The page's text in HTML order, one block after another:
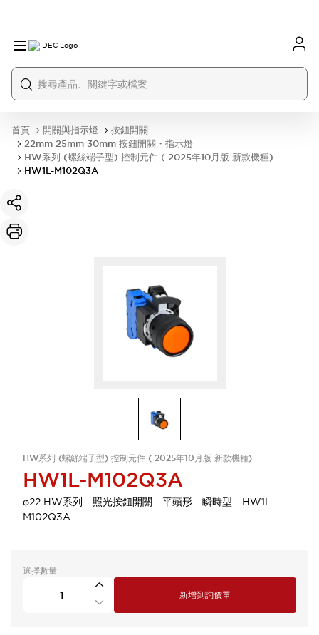
首頁 開關與指示燈
按鈕開關
22mm 25mm 30mm 按鈕開關・指示燈
HW系列 (螺絲端子型) 控制元件 ( 2025年10月版 新款機種)
HW1L-M102Q3A
HW系列 (螺絲端子型) 控制元件 ( 2025年10月版 新款機種)
HW1L-M102Q3A
φ22 HW系列 照光按鈕開關 平頭形 瞬時型 HW1L-
M102Q3A
選擇數量
新增到詢價單